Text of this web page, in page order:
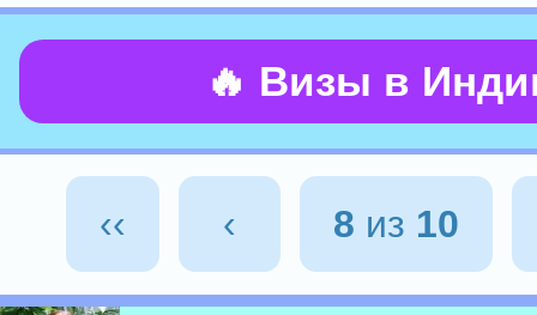
🔥 Визы в
‹‹ ‹ 8 из 10